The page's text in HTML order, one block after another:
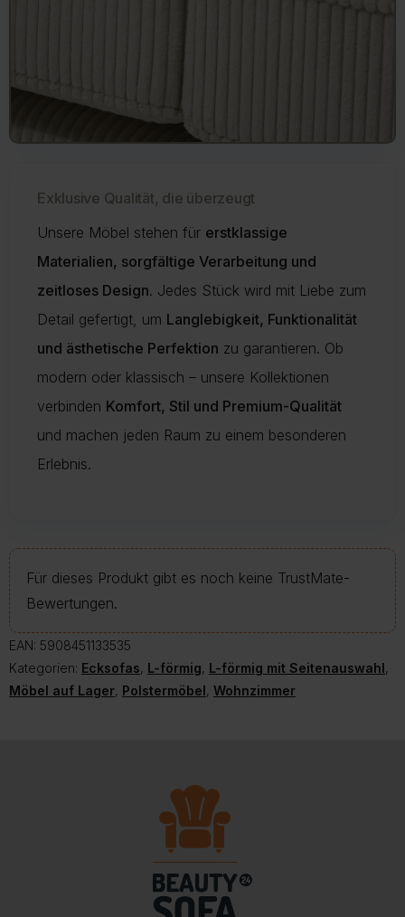
Exklusive Qualität, die überzeugt
Unsere Möbel stehen für erstklassige
Materialien, sorgfältige Verarbeitung und
zeitloses Design. Jedes Stück wird mit Liebe zum
Detail gefertigt, um Langlebigkeit, Funktionalität
und ästhetische Perfektion zu garantieren. Ob
modern oder klassisch – unsere Kollektionen
verbinden Komfort, Stil und Premium-Qualität
und machen jeden Raum zu einem besonderen
Erlebnis.
Für dieses Produkt gibt es noch keine TrustMate-
Bewertungen.
EAN: 5908451133535
Kategorien: Ecksofas, L-förmig, L-förmig mit Seitenauswahl,
Möbel auf Lager, Polstermöbel, Wohnzimmer